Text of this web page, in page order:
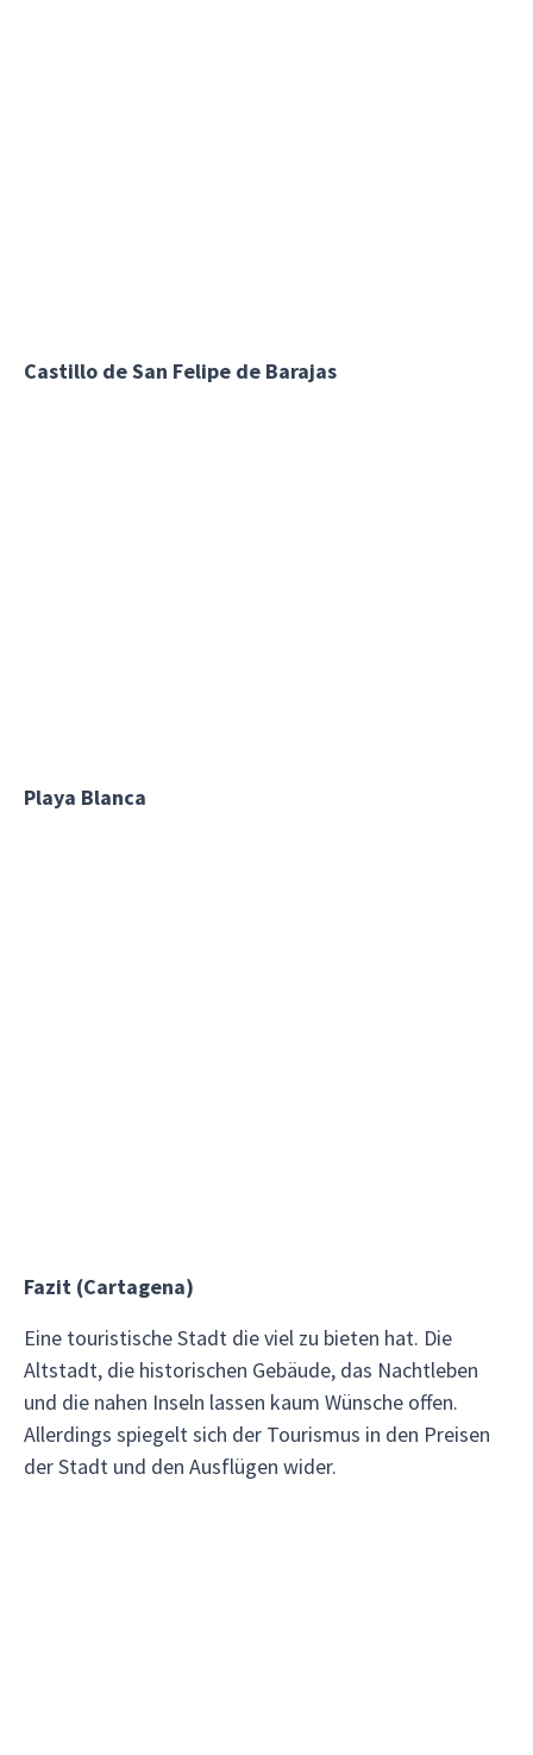
Castillo de San Felipe de Barajas
Playa Blanca
Fazit (Cartagena)
Eine touristische Stadt die viel zu bieten hat. Die
Altstadt, die historischen Gebäude, das Nachtleben
und die nahen Inseln lassen kaum Wünsche offen.
Allerdings spiegelt sich der Tourismus in den Preisen
der Stadt und den Ausflügen wider.